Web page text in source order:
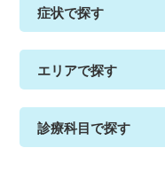
症状で探す
エリアで探す
診療科目で探す